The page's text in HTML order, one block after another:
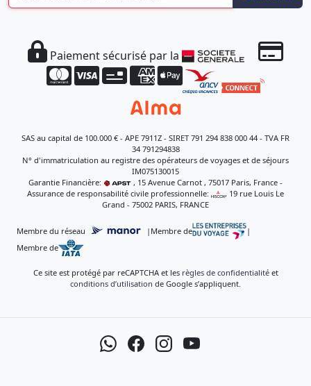
Paiement sécurisé par la
SAS au capital de 100.000 € - APE 7911Z - SIRET 791 294 838 000 44 - TVA FR
34 791294838
N° d'immatriculation au registre des opérateurs de voyages et de séjours
IM075130015
Garantie Financière:
, 15 Avenue Carnot , 75017 Paris, France -
Assurance de responsabilité civile professionnelle:
, 19 rue Louis Le
Grand - 75002 PARIS, FRANCE
Membre du réseau | Membre de
|
Membre de
Ce site est protégé par reCAPTCHA et les règles de confidentialitéet
conditions d’utilisation de Google s’appliquent.